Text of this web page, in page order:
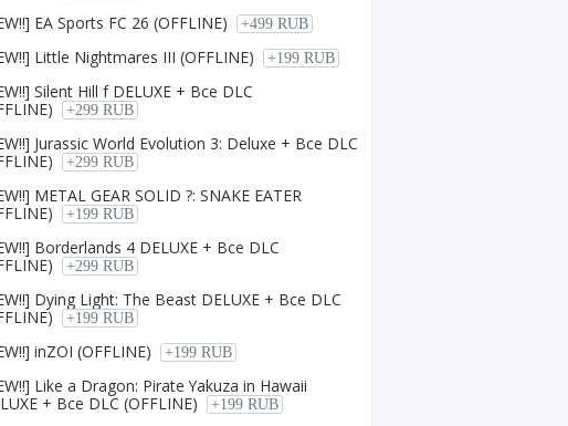
EA Sports FC 26 (OFFLINE) +499 RUB
Little Nightmares III (OFFLINE) +199 RUB
Silent Hill f DELUXE + Все DLC
+299 RUB
Jurassic World Evolution 3: Deluxe + Все DLC
+299 RUB
METAL GEAR SOLID ?: SNAKE EATER
+199 RUB
Borderlands 4 DELUXE + Все DLC
+299 RUB
Dying Light: The Beast DELUXE + Все DLC
+199 RUB
inZOI (OFFLINE) +199 RUB
Like a Dragon: Pirate Yakuza in Hawaii
+ Все DLC (OFFLINE)
+199 RUB